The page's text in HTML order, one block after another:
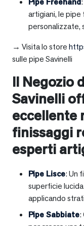
artigiani, le
personalizzate,
→ Visita lo store
sulle pipe Savinelli
Il Negozio
Savinelli
eccellente
finissaggi
esperti
Pipe Lisce: Un
superficie
applicando
Pipe Sabbiate: